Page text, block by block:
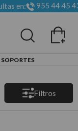
en: 955 44 45
SOPORTES
Filtros